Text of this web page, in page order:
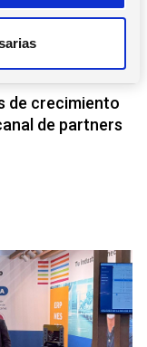
de crecimiento
de partners